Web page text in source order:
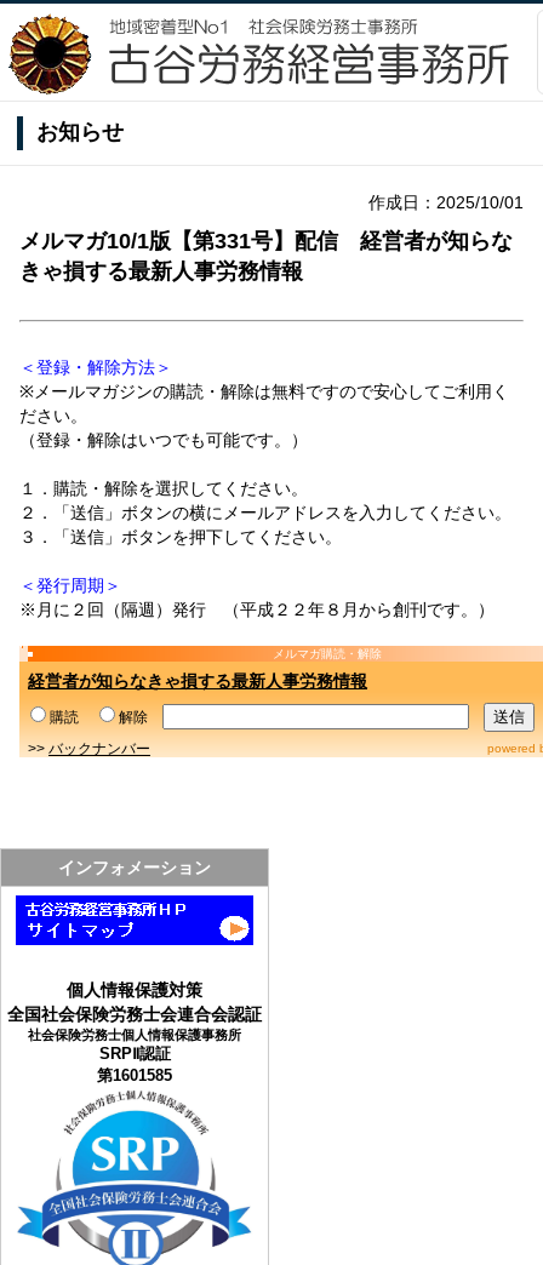
お知らせ
作成日：2025/10/01
メルマガ10/1版【第331号】配信 経営者が知らな
きゃ損する最新人事労務情報
＜登録・解除方法＞
※メールマガジンの購読・解除は無料ですので安心してご利用く
ださい。
（登録・解除はいつでも可能です。）
１．購読・解除を選択してください。
２．「送信」ボタンの横にメールアドレスを入力してください。
３．「送信」ボタンを押下してください。
＜発行周期＞
※月に２回（隔週）発行 （平成２２年８月から創刊です。）
メルマガ購読・解除
経営者が知らなきゃ損する最新人事労務情報
購読
解除
>> バックナンバー powered
インフォメーション
個人情報保護対策
全国社会保険労務士会連合会認証
社会保険労務士個人情報保護事務所
SRPⅡ認証
第1601585